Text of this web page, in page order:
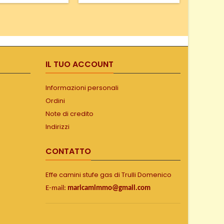
e a ribalta per la
per il vaso
aperto e perIL TUO ACCOUNT
Informazioni personali
Ordini
Note di credito
Indirizzi
CONTATTO
Effe camini stufe gas di Trulli Domenico
E-mail: maricamimmo@gmail.com